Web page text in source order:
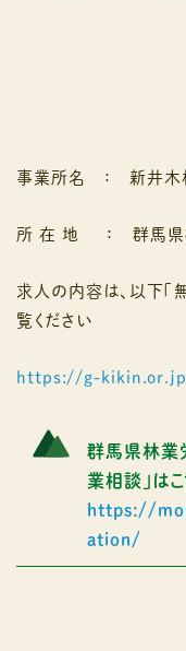
事業所名 ： 新井木
所 在 地 ： 群馬県桐
求人の内容は、以下「
覧ください
https://g-
群馬県林業
業相談」はこ
https://
ation/